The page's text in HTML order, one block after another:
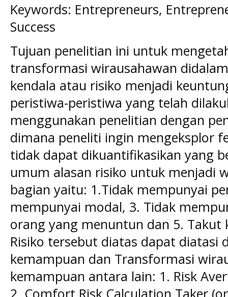
Keywords: Entrepreneurs,
Success
Tujuan penelitian ini untuk
transformasi wirausahawan
kendala atau risiko menjadi
peristiwa-peristiwa yang telah
menggunakan penelitian dengan
dimana peneliti ingin mengeksplor
tidak dapat dikuantifikasikan yang
umum alasan risiko untuk menjadi
bagian yaitu: 1.Tidak mempunyai
mempunyai modal, 3. Tidak
orang yang menuntun dan 5. Takut
Risiko tersebut diatas dapat diatasi
kemampuan dan Transformasi
kemampuan antara lain: 1. Risk
2. Comfort Risk Calculation Taker